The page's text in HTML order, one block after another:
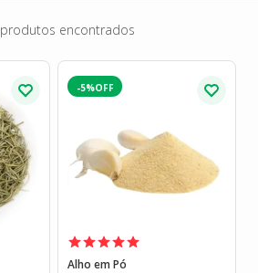
produtos encontrados
-5%
Alho em Pó